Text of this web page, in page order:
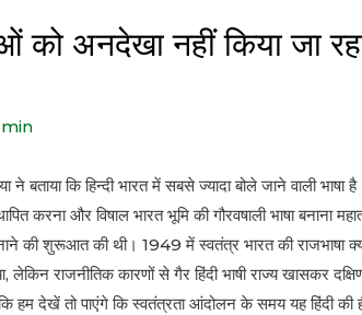
को अनदेखा नहीं किया जा
ने बताया कि हिन्दी भारत में सबसे ज्यादा बोले जाने वाली
करना और विषाल भारत भूमि की गौरवषाली भाषा बनाना
बनाने की शुरूआत की थी। 1949 में स्वतंत्र भारत की
लेकिन राजनीतिक कारणों से गैर हिंदी भाषी राज्य खासकर
हम देखें तो पाएंगे कि स्वतंत्रता आंदोलन के समय यह हिंदी